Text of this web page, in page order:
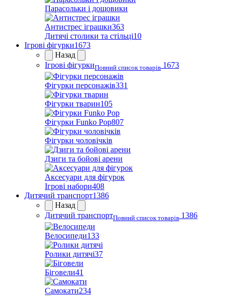
Парасольки і дощовики
Антистрес іграшки363
Дитячі столики та стільці10
Ігрові фігурки1673
Назад
Ігрові фігуркиПовний список товарів 1673
Фігурки персонажів331
Фігурки тварин105
Фігурки Funko Pop807
Фігурки чоловічків
Дзиги та бойові арени
Аксесуари для фігурок
Ігрові набори408
Дитячий транспорт1386
Назад
Дитячий транспортПовний список товарів 1386
Велосипеди133
Ролики дитячі37
Біговели41
Самокати234